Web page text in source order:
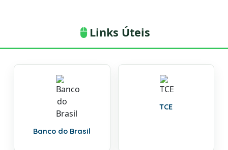
Links Úteis
Banco do Brasil
TCE